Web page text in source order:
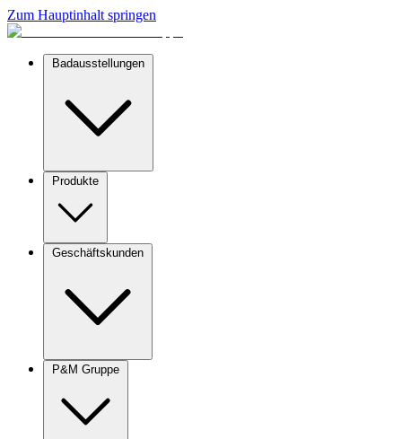
Zum Hauptinhalt springen
Badausstellungen
Produkte
Geschäftskunden
P&M Gruppe